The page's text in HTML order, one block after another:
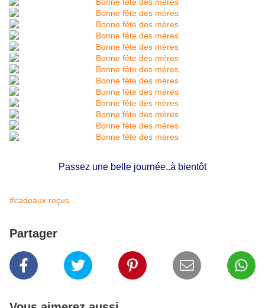
Passez une belle journée..à bientôt
#cadeaux reçus
Partager